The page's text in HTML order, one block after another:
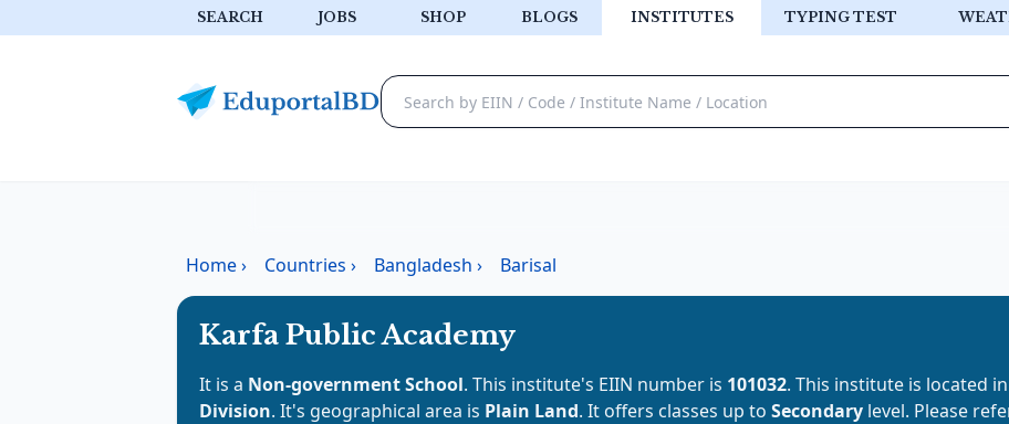
SEARCH JOBS SHOP BLOGS INSTITUTES TYPING TEST
Home› Countries › Bangladesh › Barisal
Karfa Public Academy
It is a Non-government School. This institute's EIIN number is 101032. This institute is located in
Division. It's geographical area is Plain Land. It offers classes up to Secondary level. Please